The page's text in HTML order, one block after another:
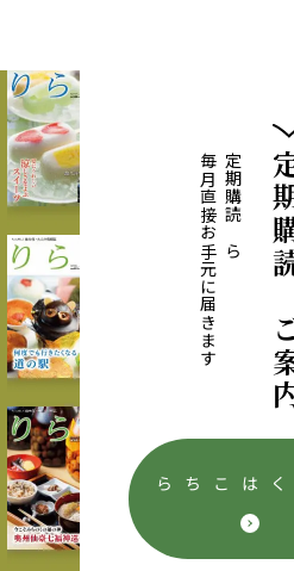
定期購
定期購読なら
毎月直接お手元に届きます
詳しくはこちら